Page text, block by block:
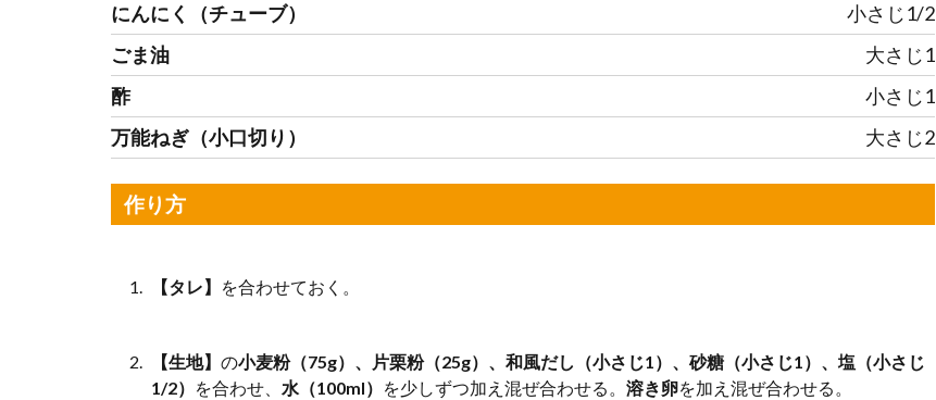
にんにく（チューブ）
小さじ1/2
ごま油
大さじ1
酢
小さじ1
万能ねぎ（小口切り）
大さじ2
作り方
【タレ】 を合わせておく。
【生地】 の小麦粉（75g）、片栗粉（25g）、和風だし（小さじ1）、砂糖（小さじ1）、塩（小さじ
1/2） を合わせ、 水（100ml） を少しずつ加え混ぜ合わせる。 溶き卵を加え混ぜ合わせる。